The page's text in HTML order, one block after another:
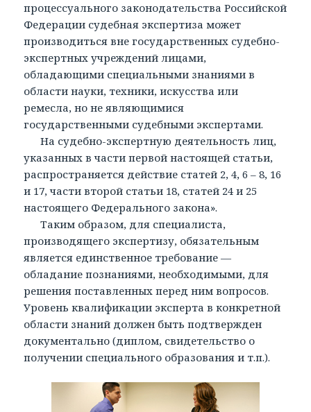
процессуального законодательства Российской
Федерации судебная экспертиза может
производиться вне государственных судебно-
экспертных учреждений лицами,
обладающими специальными знаниями в
области науки, техники, искусства или
ремесла, но не являющимися
государственными судебными экспертами.
На судебно-экспертную деятельность лиц,
указанных в части первой настоящей статьи,
распространяется действие статей 2, 4, 6 – 8, 16
и 17, части второй статьи 18, статей 24 и 25
настоящего Федерального закона».
Таким образом, для специалиста,
производящего экспертизу, обязательным
является единственное требование —
обладание познаниями, необходимыми, для
решения поставленных перед ним вопросов.
Уровень квалификации эксперта в конкретной
области знаний должен быть подтвержден
документально (диплом, свидетельство о
получении специального образования и т.п.).